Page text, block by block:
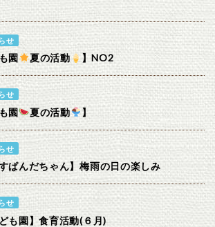
せ
園 夏の活動 】NO2
せ
園 夏の活動 】
せ
ぱんだちゃん】梅雨の日の楽しみ
せ
も園】食育活動(６月)